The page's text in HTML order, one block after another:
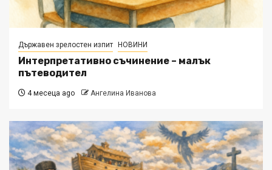
Държавен зрелостен изпит НОВИНИ
Интерпретативно съчинение – малък
пътеводител
4 месеца ago Ангелина Иванова